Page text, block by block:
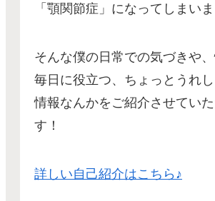
「顎関節症」になってしまい
そんな僕の日常での気づきや
毎日に役立つ、ちょっとうれ
情報なんかをご紹介させてい
す！
詳しい自己紹介はこちら♪